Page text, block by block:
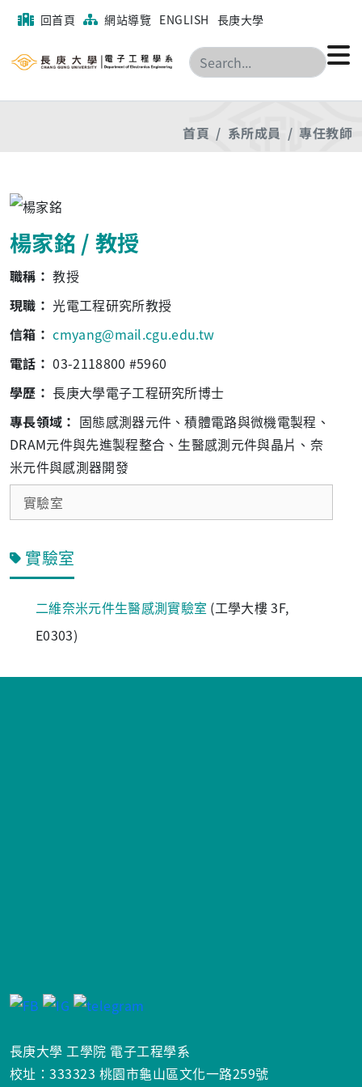
回首頁 網站導覽 ENGLISH 長庚大學
搜尋
首頁 系所成員 專任教師
楊家銘 / 教授
職稱： 教授
現職： 光電工程研究所教授
信箱： cmyang@mail.cgu.edu.tw
電話： 03-2118800 #5960
學歷： 長庚大學電子工程研究所博士
專長領域： 固態感測器元件、積體電路與微機電製程、
DRAM元件與先進製程整合、生醫感測元件與晶片、奈
米元件與感測器開發
實驗室
實驗室
二維奈米元件生醫感測實驗室 (工學大樓 3F,
E0303)
長庚大學 工學院 電子工程學系
校址：333323 桃園市龜山區文化一路259號